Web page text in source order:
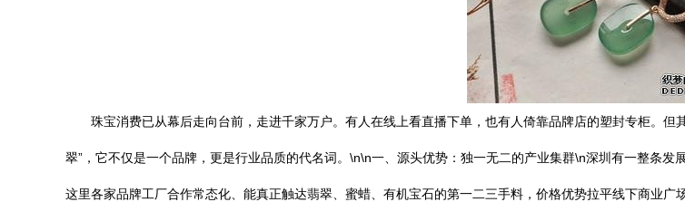
珠宝消费已从幕后走向台前，走进千家万户。有人在线上看直播下单，也有人倚靠品牌店的塑封专柜。
翠”，它不仅是一个品牌，更是行业品质的代名词。\n\n一、源头优势：独一无二的产业集群\n深圳有一整条
这里各家品牌工厂合作常态化、能真正触达翡翠、蜜蜡、有机宝石的第一二三手料，价格优势拉平线下商业